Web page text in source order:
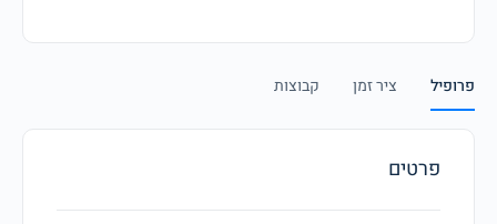
פרופיל ציר זמן קבוצות
פרטים